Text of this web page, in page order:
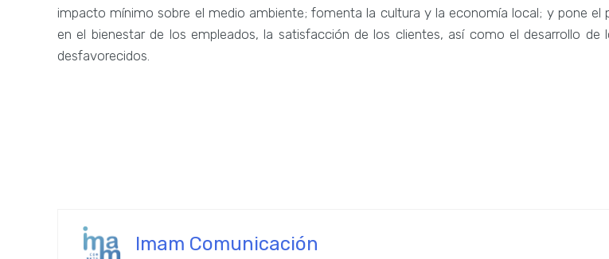
impacto mínimo sobre el medio ambiente; fomenta la cultura y la economía local; y pone el
en el bienestar de los empleados, la satisfacción de los clientes, así como el desarrollo de
desfavorecidos.
Imam Comunicación